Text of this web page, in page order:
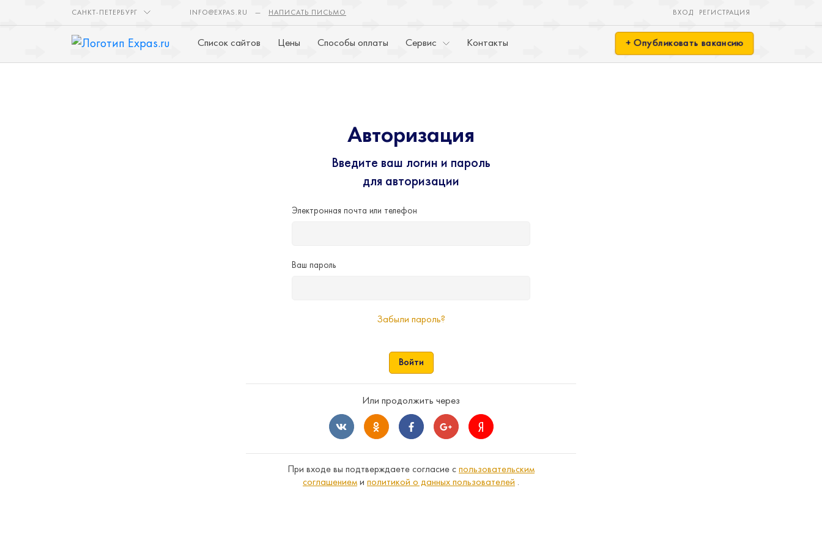
САНКТ-ПЕТЕРБУРГ INFO@EXPAS.RU — НАПИСАТЬ ПИСЬМО ВХОД РЕГИСТРАЦИЯ
Список сайтов Цены Способы оплаты Cервис Контакты + Опубликовать вакансию
Авторизация
Введите ваш логин и пароль
для авторизации
Электронная почта или телефон
Ваш пароль
Забыли пароль?
Войти
Или продолжить через
При входе вы подтверждаете согласие с пользовательским
соглашением и политикой о данных пользователей .